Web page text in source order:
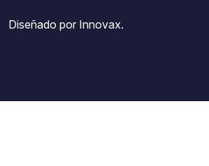
Diseñado por Innovax.